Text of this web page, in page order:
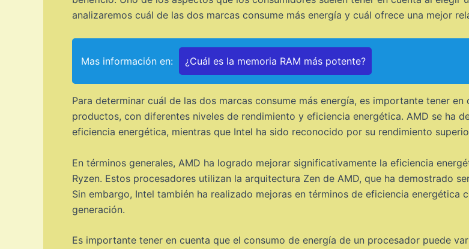
analizaremos cuál de las dos marcas consume más energía y cuál ofrece una mejor
Mas información en: ¿Cuál es la memoria RAM más potente?
Para determinar cuál de las dos marcas consume más energía, es importante tener
productos, con diferentes niveles de rendimiento y eficiencia energética. AMD se ha
eficiencia energética, mientras que Intel ha sido reconocido por su rendimiento
En términos generales, AMD ha logrado mejorar significativamente la eficiencia
Ryzen. Estos procesadores utilizan la arquitectura Zen de AMD, que ha demostrado
Sin embargo, Intel también ha realizado mejoras en términos de eficiencia energética
generación.
Es importante tener en cuenta que el consumo de energía de un procesador puede